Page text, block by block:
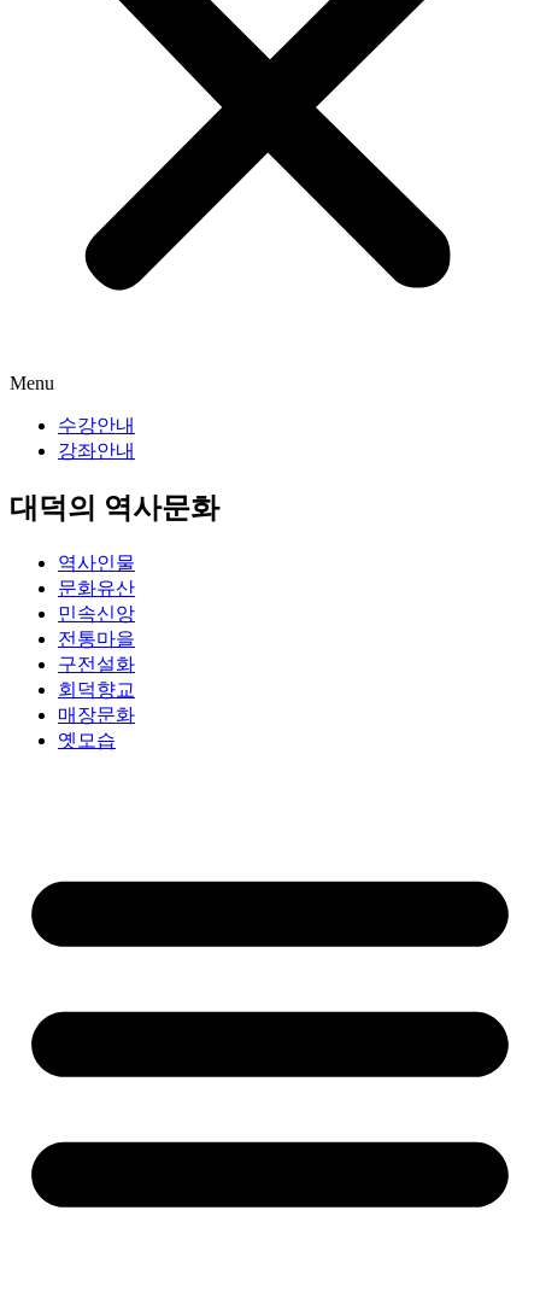
Menu
수강안내
강좌안내
대덕의 역사문화
역사인물
문화유산
민속신앙
전통마을
구전설화
회덕향교
매장문화
옛모습